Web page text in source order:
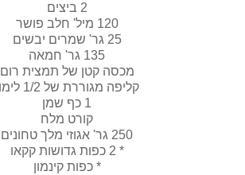
2 ביצים
120 מיל' חלב פושר
25 גר' שמרים יבשים
135 גר' חמאה
מכסה קטן של תמצית רום
קליפה מגוררת של 1/2 לימון
1 כף שמן
קורט מלח
250 גר' אגוזי מלך טחונים
* 2 כפות גדושות קקאו
* כפות קינמון